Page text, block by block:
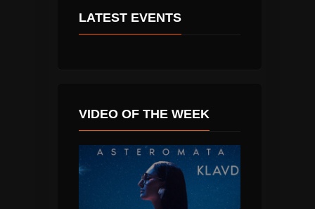
LATEST EVENTS
VIDEO OF THE WEEK